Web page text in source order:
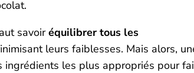
savoiréquilibrer tous les
leurs faiblesses. Mais alors,
les plus appropriés pour